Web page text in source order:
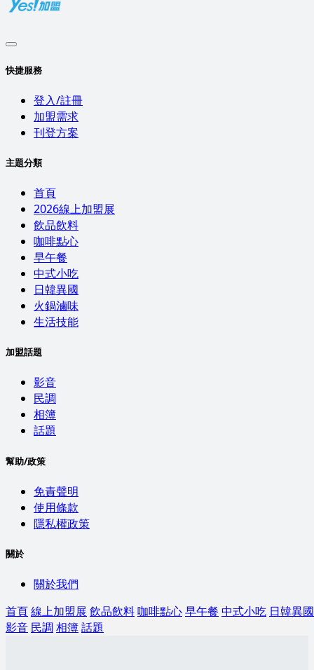
快捷服務
登入/註冊
加盟需求
刊登方案
主題分類
首頁
2026線上加盟展
飲品飲料
咖啡點心
早午餐
中式小吃
日韓異國
火鍋滷味
生活技能
加盟話題
影音
民調
相簿
話題
幫助/政策
免責聲明
使用條款
隱私權政策
關於
關於我們
首頁線上加盟展 飲品飲料咖啡點心早午餐 中式小吃 日韓異國
影音 民調 相簿話題